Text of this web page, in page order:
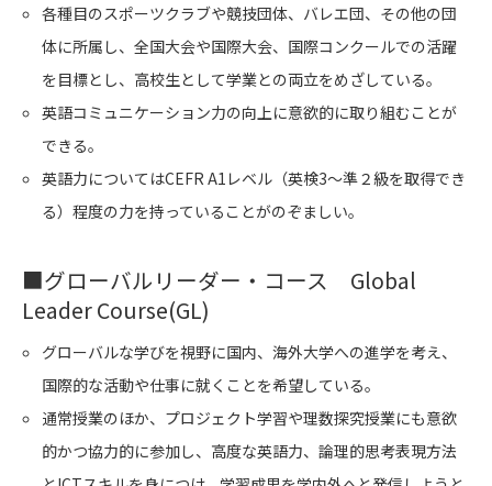
各種目のスポーツクラブや競技団体、バレエ団、その他の団
体に所属し、全国大会や国際大会、国際コンクールでの活躍
を目標とし、高校生として学業との両立をめざしている。
英語コミュニケーション力の向上に意欲的に取り組むことが
できる。
英語力についてはCEFR A1レベル（英検3～準２級を取得でき
る）程度の力を持っていることがのぞましい。
■グローバルリーダー・コース Global
Leader Course(GL)
グローバルな学びを視野に国内、海外大学への進学を考え、
国際的な活動や仕事に就くことを希望している。
通常授業のほか、プロジェクト学習や理数探究授業にも意欲
的かつ協力的に参加し、高度な英語力、論理的思考表現方法